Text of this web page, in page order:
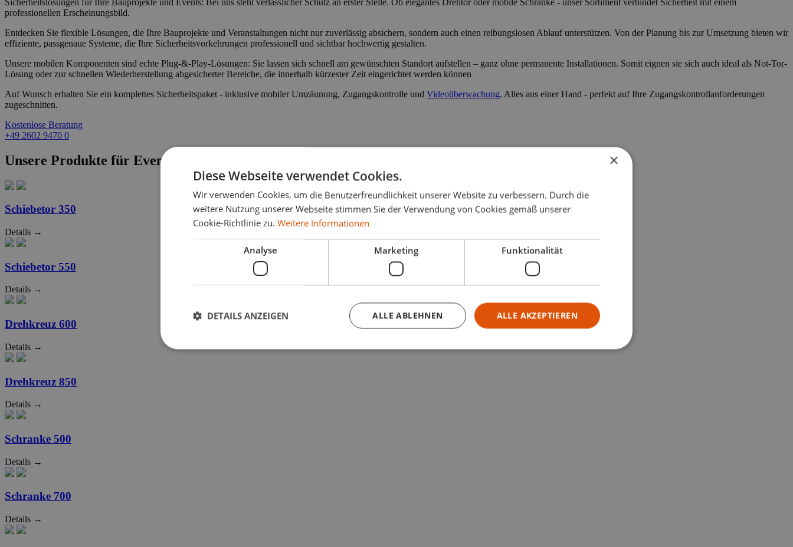
professionellen Erscheinungsbild.
Entdecken Sie flexible Lösungen, die Ihre Bauprojekte und Veranstaltungen nicht nur zuverlässig absichern, sondern auch einen reibungslosen Ablauf unterstützen. Von der Planung bis zur Umsetzung bieten wir
effiziente, passgenaue Systeme, die Ihre Sicherheitsvorkehrungen professionell und sichtbar hochwertig gestalten.
Unsere mobilen Komponenten sind echte Plug-&-Play-Lösungen: Sie lassen sich schnell am gewünschten Standort aufstellen – ganz ohne permanente Installationen. Somit eignen sie sich auch ideal als Not-Tor-
Lösung oder zur schnellen Wiederherstellung abgesicherter Bereiche, die innerhalb kürzester Zeit eingerichtet werden können
Auf Wunsch erhalten Sie ein komplettes Sicherheitspaket - inklusive mobiler Umzäunung, Zugangskontrolle und Videoüberwachung. Alles aus einer Hand - perfekt auf Ihre Zugangskontrollanforderungen
zugeschnitten.
Kostenlose Beratung
+49 2602 9470 0
Unsere Produkte für Event- & Baustellensicherung
Schiebetor 350
Details →
Schiebetor 550
Details →
Drehkreuz 600
Details →
Drehkreuz 850
Details →
Schranke 500
Details →
Schranke 700
Details →
×
Diese Webseite verwendet Cookies.
Wir verwenden Cookies, um die Benutzerfreundlichkeit unserer Website zu verbessern. Durch die
weitere Nutzung unserer Webseite stimmen Sie der Verwendung von Cookies gemäß unserer
Cookie-Richtlinie zu. Weitere Informationen
Analyse Marketing Funktionalität
ALLE AKZEPTIEREN
ALLE ABLEHNEN
DETAILS ANZEIGEN